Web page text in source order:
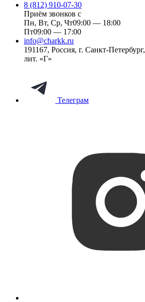
8 (812) 910-07-30
Приём звонков с
Пн, Вт, Ср, Чт09:00 — 18:00
Пт09:00 — 17:00
info@charkk.ru
191167, Россия, г. Санкт-Петербург,
лит. «Г»
Телеграм